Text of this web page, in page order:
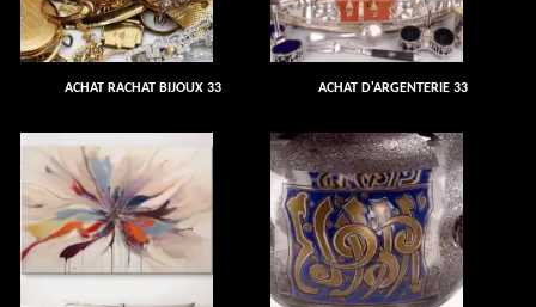
ACHAT RACHAT BIJOUX 33 ACHAT D'ARGENTERIE 33